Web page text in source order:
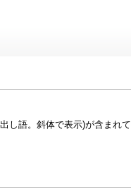
語。斜体で表示)が含まれて